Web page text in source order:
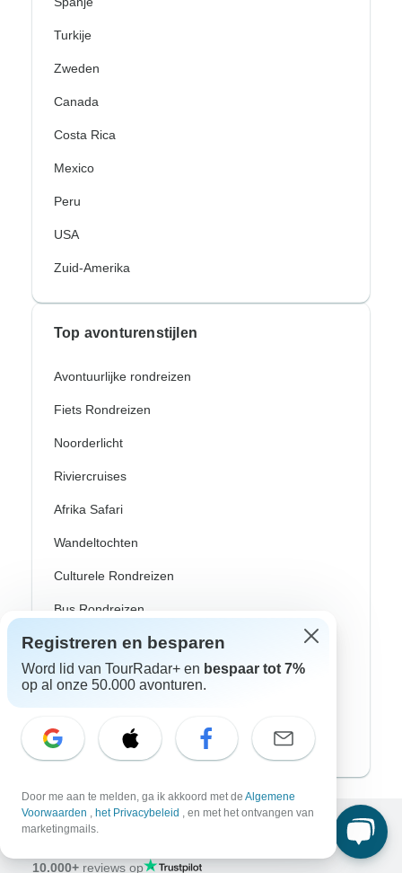
Turkije
Zweden
Canada
Costa Rica
Mexico
Peru
USA
Zuid-Amerika
Top avonturenstijlen
Avontuurlijke rondreizen
Fiets Rondreizen
Noorderlicht
Riviercruises
Afrika Safari
Wandeltochten
Culturele Rondreizen
Bus Rondreizen
Trein / Spoor Reizen
Strand Rondreizen
Privé Rondreizen
10.000+ reviews op
Registreren en besparen
Word lid van TourRadar+ en bespaar tot 7%
op al onze 50.000 avonturen.
Door me aan te melden, ga ik akkoord met de Algemene
Voorwaarden , het Privacybeleid , en met het ontvangen van
marketingmails.